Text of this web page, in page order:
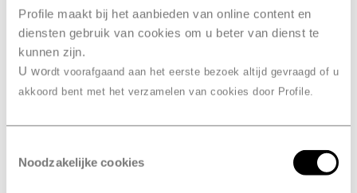
Profile maakt bij het aanbieden van online content en
diensten gebruik van cookies om u beter van dienst te
kunnen zijn.
U wordt voorafgaand aan het eerste bezoek altijd gevraagd of u
akkoord bent met het verzamelen van cookies door Profile.
Noodzakelijke cookies
Wil je ​ winterbanden kopen​? Dan voorzien wij van
Profile Woudenberg, DBS,​ je graag van een uitgebreid
advies. Wij selecteren graag de ​
voor jou en je auto.
Verschil groot en klein
onderhoud
Klein onderhoud